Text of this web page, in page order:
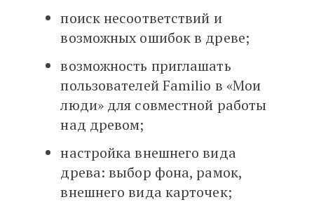
поиск несоответствий и
возможных ошибок в древе;
возможность приглашать
пользователей Familio в «Мои
люди» для совместной работы
над древом;
настройка внешнего вида
древа: выбор фона, рамок,
внешнего вида карточек;